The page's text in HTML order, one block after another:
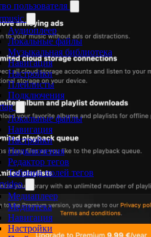
пользователя
Аудиоплеер
Локальные файлы
Музыкальная библиотека
Навигация
Настройки
Плейлисты
Подключения
Локальные файлы
Навигация
Настройки
Подключения
Редактор тегов
Таблица полей тегов
Медиаплеер
Медиатека
Навигация
Настройки